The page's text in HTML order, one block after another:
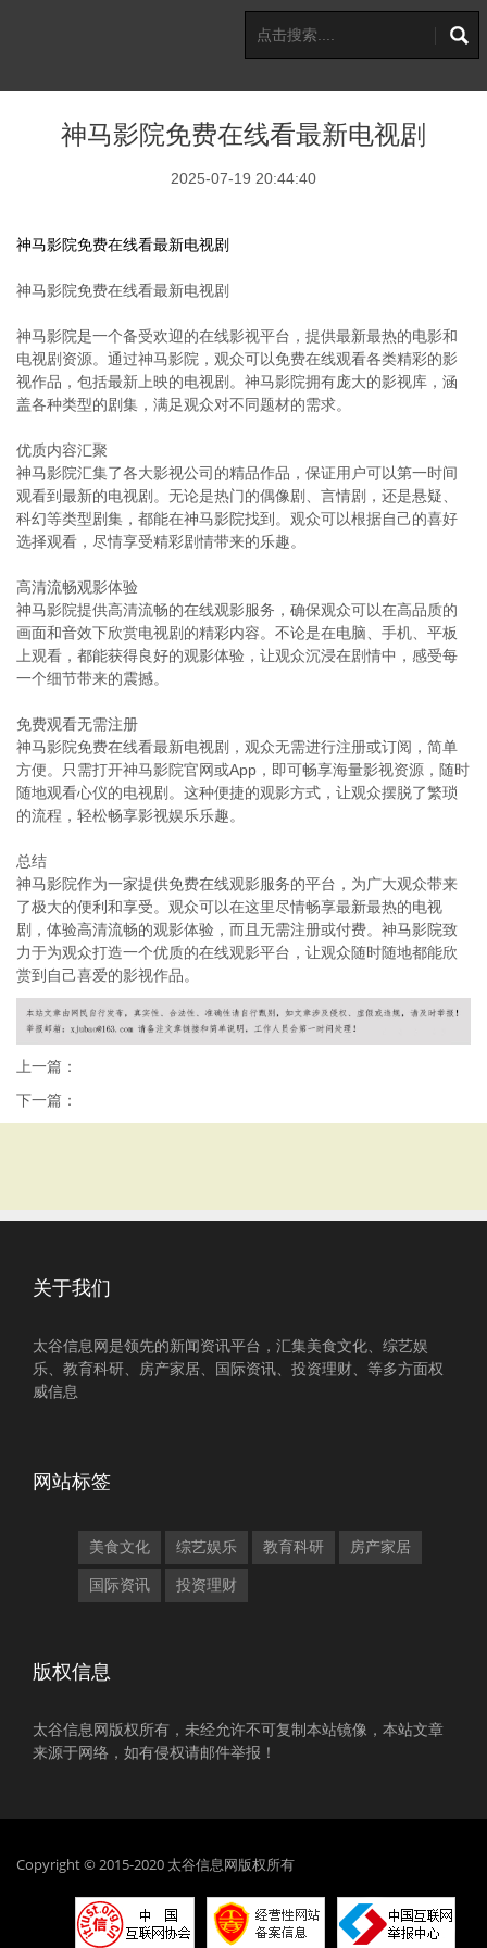
神马影院免费在线看最新电视剧
2025-07-19 20:44:40
神马影院免费在线看最新电视剧
神马影院免费在线看最新电视剧
神马影院是一个备受欢迎的在线影视平台，提供最新最热的电影和
电视剧资源。通过神马影院，观众可以免费在线观看各类精彩的影
视作品，包括最新上映的电视剧。神马影院拥有庞大的影视库，涵
盖各种类型的剧集，满足观众对不同题材的需求。
优质内容汇聚
神马影院汇集了各大影视公司的精品作品，保证用户可以第一时间
观看到最新的电视剧。无论是热门的偶像剧、言情剧，还是悬疑、
科幻等类型剧集，都能在神马影院找到。观众可以根据自己的喜好
选择观看，尽情享受精彩剧情带来的乐趣。
高清流畅观影体验
神马影院提供高清流畅的在线观影服务，确保观众可以在高品质的
画面和音效下欣赏电视剧的精彩内容。不论是在电脑、手机、平板
上观看，都能获得良好的观影体验，让观众沉浸在剧情中，感受每
一个细节带来的震撼。
免费观看无需注册
神马影院免费在线看最新电视剧，观众无需进行注册或订阅，简单
方便。只需打开神马影院官网或App，即可畅享海量影视资源，随时
随地观看心仪的电视剧。这种便捷的观影方式，让观众摆脱了繁琐
的流程，轻松畅享影视娱乐乐趣。
总结
神马影院作为一家提供免费在线观影服务的平台，为广大观众带来
了极大的便利和享受。观众可以在这里尽情畅享最新最热的电视
剧，体验高清流畅的观影体验，而且无需注册或付费。神马影院致
力于为观众打造一个优质的在线观影平台，让观众随时随地都能欣
赏到自己喜爱的影视作品。
上一篇：
下一篇：
关于我们
太谷信息网是领先的新闻资讯平台，汇集美食文化、综艺娱
乐、教育科研、房产家居、国际资讯、投资理财、等多方面权
威信息
网站标签
美食文化 综艺娱乐 教育科研 房产家居
国际资讯 投资理财
版权信息
太谷信息网版权所有，未经允许不可复制本站镜像，本站文章
来源于网络，如有侵权请邮件举报！
Copyright © 2015-2020 太谷信息网版权所有